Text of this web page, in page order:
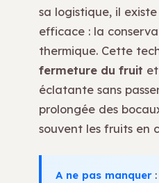
sa logistique, il
efficace : la
thermique. Cette
fermeture du fruit
éclatante sans
prolongée des
souvent les fruits en
A ne pas manquer